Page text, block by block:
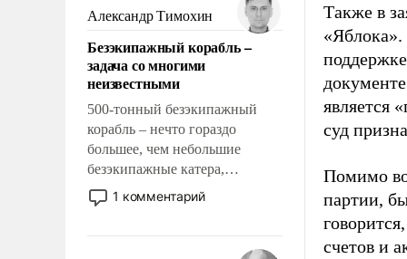
ударами судьбы, брать на себя
ответственность, помогать
слабым, идти вперед и
адаптироваться.
Александр Тимохин
Безэкипажный корабль –
задача со многими
неизвестными
500-тонный безэкипажный
корабль – нечто гораздо
большее, чем небольшие
безэкипажные катера,
применение которых уже
стало обыденностью. Задача по
сложна и амбициозна. Однако
1 комментарий
Также в
является
суд
Помимо
партии,
счетов и